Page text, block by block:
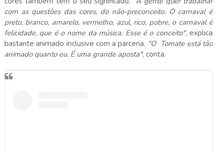
com as questões das cores, do não-preconceito. O carnaval é
preto, branco, amarelo, vermelho, azul, rico, pobre, o carnaval é
felicidade, que é o nome da música. Esse é o conceito", explica
bastante animado inclusive com a parceria. "O Tomate está tão
animado quanto eu. É uma grande aposta", conta.